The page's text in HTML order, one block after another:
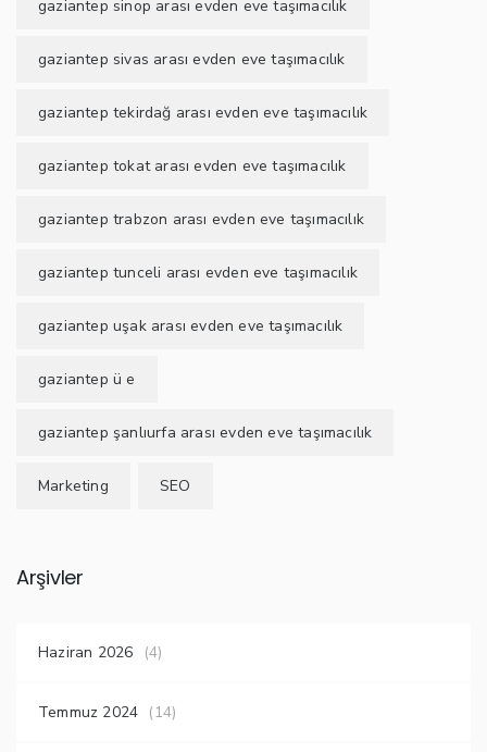
gaziantep sinop arası evden eve taşımacılık
gaziantep sivas arası evden eve taşımacılık
gaziantep tekirdağ arası evden eve taşımacılık
gaziantep tokat arası evden eve taşımacılık
gaziantep trabzon arası evden eve taşımacılık
gaziantep tunceli arası evden eve taşımacılık
gaziantep uşak arası evden eve taşımacılık
gaziantep ü e
gaziantep şanlıurfa arası evden eve taşımacılık
Marketing SEO
Arşivler
Haziran 2026 (4)
Temmuz 2024 (14)